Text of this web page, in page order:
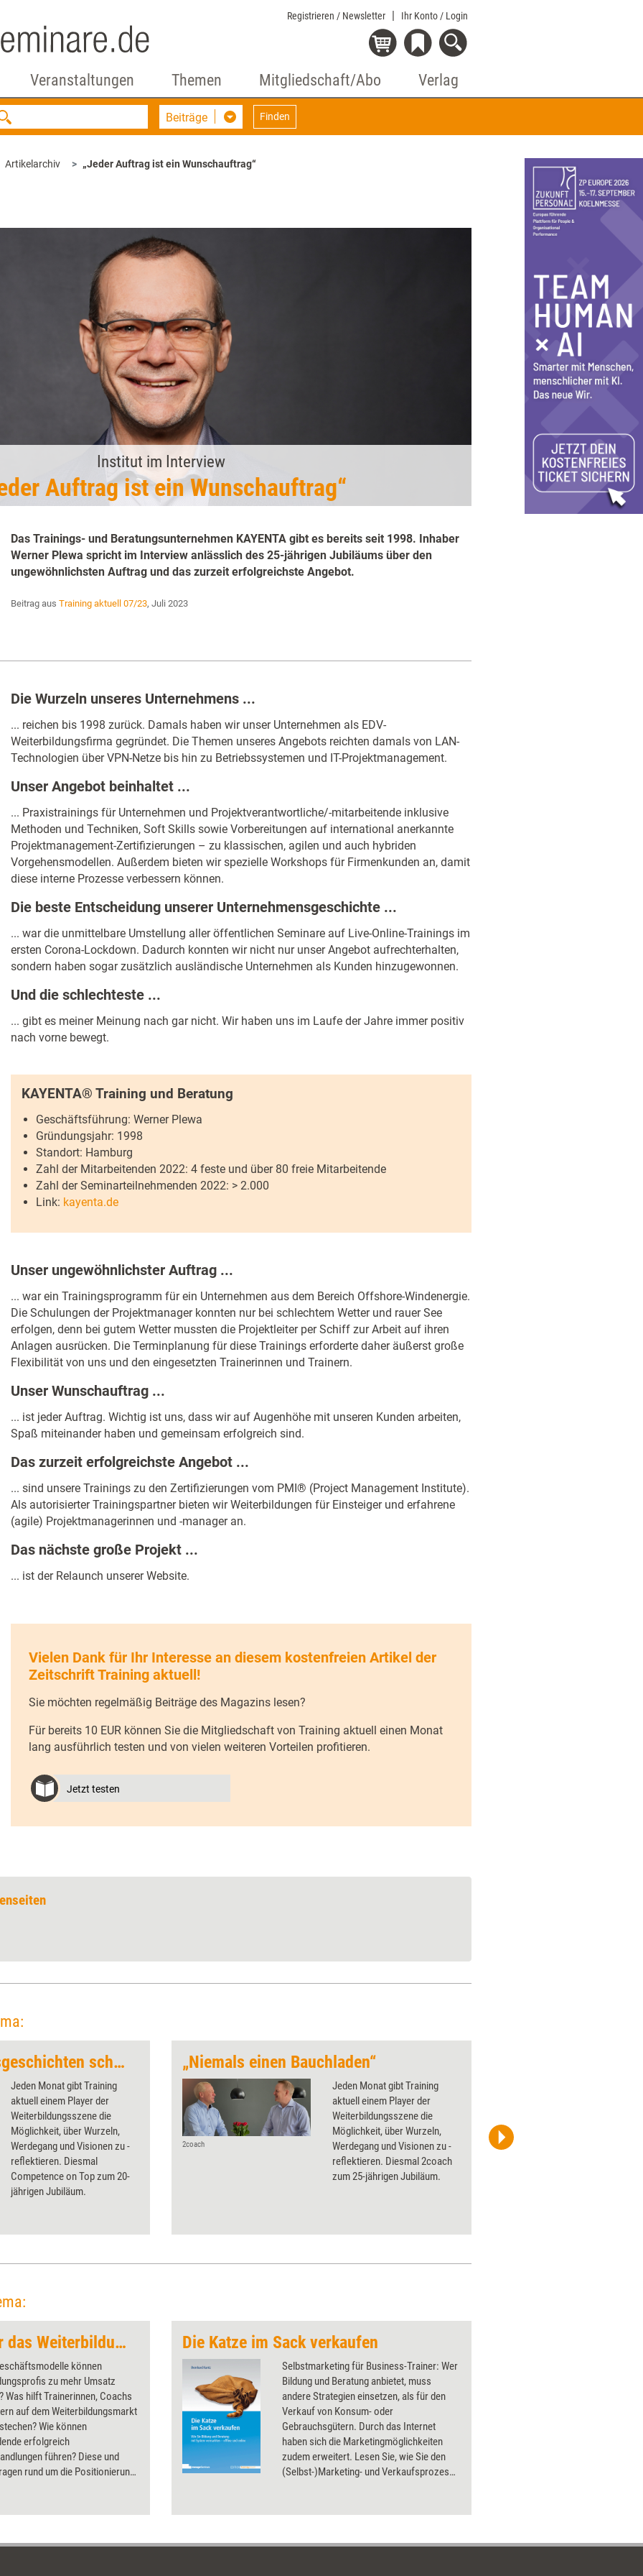
Registrieren / Newsletter Ihr Konto / Login
Veranstaltungen Themen Mitgliedschaft/Abo Verlag
Beiträge Finden
Artikelarchiv „Jeder Auftrag ist ein Wunschauftrag“
Institut im Interview
Auftrag ist ein Wunschauftrag“
Das Trainings- und Beratungsunternehmen KAYENTA gibt es bereits seit 1998. Inhaber
Werner Plewa spricht im Interview anlässlich des 25-jährigen Jubiläums über den
ungewöhnlichsten Auftrag und das zurzeit erfolgreichste Angebot.
Beitrag aus Training aktuell 07/23, Juli 2023
Die Wurzeln unseres Unternehmens ...
... reichen bis 1998 zurück. Damals haben wir unser Unternehmen als EDV-
Weiterbildungsfirma gegründet. Die Themen unseres Angebots reichten damals von LAN-
Technologien über VPN-Netze bis hin zu Betriebssystemen und IT-Projektmanagement.
Unser Angebot beinhaltet ...
... Praxistrainings für Unternehmen und Projektverantwortliche/-mitarbeitende inklusive
Methoden und Techniken, Soft Skills sowie Vorbereitungen auf international anerkannte
Projektmanagement-Zertifizierungen – zu klassischen, agilen und auch hybriden
Vorgehensmodellen. Außerdem bieten wir spezielle Workshops für Firmenkunden an, damit
diese interne Prozesse verbessern können.
Die beste Entscheidung unserer Unternehmensgeschichte ...
... war die unmittelbare Umstellung aller öffentlichen Seminare auf Live-Online-Trainings im
ersten Corona-Lockdown. Dadurch konnten wir nicht nur unser Angebot aufrechterhalten,
sondern haben sogar zusätzlich ausländische Unternehmen als Kunden hinzugewonnen.
Und die schlechteste ...
... gibt es meiner Meinung nach gar nicht. Wir haben uns im Laufe der Jahre immer positiv
nach vorne bewegt.
KAYENTA® Training und Beratung
Geschäftsführung: Werner Plewa
Gründungsjahr: 1998
Standort: Hamburg
Zahl der Mitarbeitenden 2022: 4 feste und über 80 freie Mitarbeitende
Zahl der Seminarteilnehmenden 2022: > 2.000
Link: kayenta.de
Unser ungewöhnlichster Auftrag ...
... war ein Trainingsprogramm für ein Unternehmen aus dem Bereich Offshore-Windenergie.
Die Schulungen der Projektmanager konnten nur bei schlechtem Wetter und rauer See
erfolgen, denn bei gutem Wetter mussten die Projektleiter per Schiff zur Arbeit auf ihren
Anlagen ausrücken. Die Terminplanung für diese Trainings erforderte daher äußerst große
Flexibilität von uns und den eingesetzten Trainerinnen und Trainern.
Unser Wunschauftrag ...
... ist jeder Auftrag. Wichtig ist uns, dass wir auf Augenhöhe mit unseren Kunden arbeiten,
Spaß miteinander haben und gemeinsam erfolgreich sind.
Das zurzeit erfolgreichste Angebot ...
... sind unsere Trainings zu den Zertifizierungen vom PMI® (Project Management Institute).
Als autorisierter Trainingspartner bieten wir Weiterbildungen für Einsteiger und erfahrene
(agile) Projektmanagerinnen und -manager an.
Das nächste große Projekt ...
... ist der Relaunch unserer Website.
Vielen Dank für Ihr Interesse an diesem kostenfreien Artikel der
Zeitschrift Training aktuell!
Sie möchten regelmäßig Beiträge des Magazins lesen?
Für bereits 10 EUR können Sie die Mitgliedschaft von Training aktuell einen Monat
lang ausführlich testen und von vielen weiteren Vorteilen profitieren.
Jetzt testen
„Gemeinsam Erfolgsgeschichten schreiben“
Jeden Monat gibt Training
aktuell einem Player der
Weiterbildungsszene die
Möglichkeit, über Wurzeln,
Werdegang und Visionen zu ­
reflektieren. Diesmal
Competence on Top zum 20-
jährigen ­Jubiläum.
„Niemals einen Bauchladen“
2coach
Jeden Monat gibt Training
aktuell einem Player der
Weiterbildungsszene die
Möglichkeit, über Wurzeln,
Werdegang und Visionen zu ­
reflektieren. Diesmal 2coach
zum 25-jährigen ­Jubiläum.
Sascha Schürmann
Erfolgsstrategien für das Weiterbildungsbusiness
können
zu mehr Umsatz
Was hilft Trainerinnen, Coachs
auf dem Weiterbildungsmarkt
Wie können
erfolgreich
führen? Diese und
rund um die Positionierung
Die Katze im Sack verkaufen
Selbstmarketing für Business-Trainer: Wer
Bildung und Beratung anbietet, muss
andere Strategien einsetzen, als für den
Verkauf von Konsum- oder
Gebrauchsgütern. Durch das Internet
haben sich die Marketingmöglichkeiten
zudem erweitert. Lesen Sie, wie Sie den
(Selbst-)Marketing- und Verkaufsprozess
Sie sich mit System Ihren Markt